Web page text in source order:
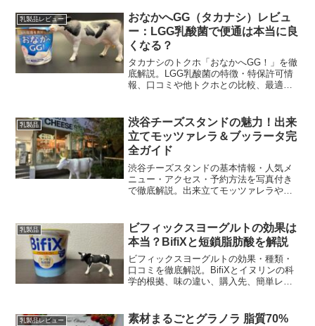
乳製品レビュー
おなかへGG（タカナシ）レビュ
ー：LGG乳酸菌で便通は本当に良
くなる？
タカナシのトクホ「おなかへGG！」を徹
底解説。LGG乳酸菌の特徴・特保許可情
報、口コミや他トクホとの比較、最適な
乳製品
渋谷チーズスタンドの魅力！出来
立てモッツァレラ＆ブッラータ完
全ガイド
渋谷チーズスタンドの基本情報・人気メ
ニュー・アクセス・予約方法を写真付き
で徹底解説。出来立てモッツァレラやブ
乳製品
ビフィックスヨーグルトの効果は
本当？BifiXと短鎖脂肪酸を解説
ビフィックスヨーグルトの効果・種類・
口コミを徹底解説。BifiXとイヌリンの科
学的根拠、味の違い、購入先、簡単レシ
乳製品レビュー
素材まるごとグラノラ 脂質70%